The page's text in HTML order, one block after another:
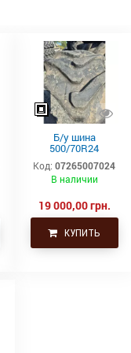
Б/у шина
500/70R24
(19.5L24)
Trelleborg
Код: 07265007024
В наличии
19 000,00 грн.
КУПИТЬ